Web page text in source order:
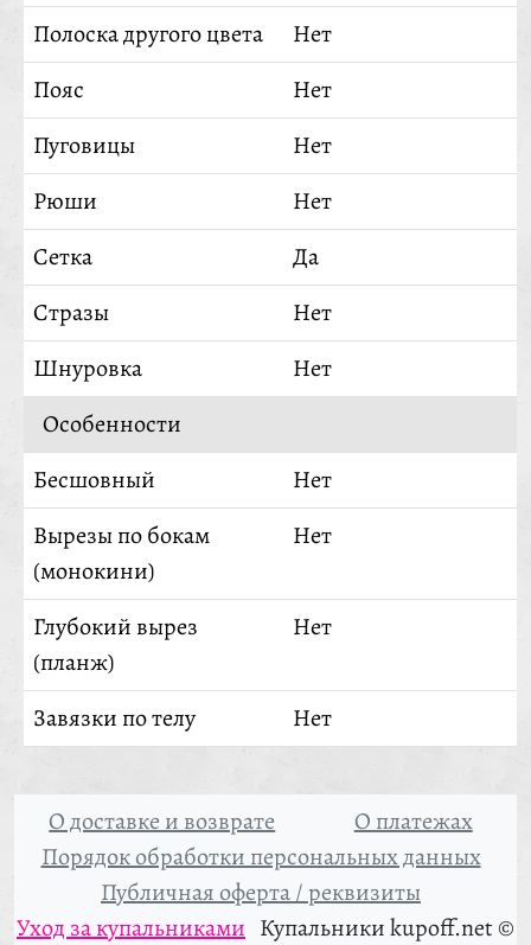
Полоска другого цвета
Нет
Пояс
Нет
Пуговицы
Нет
Рюши
Нет
Сетка
Да
Стразы
Нет
Шнуровка
Нет
Особенности
Бесшовный
Нет
Вырезы по бокам
(монокини)
Нет
Глубокий вырез
(планж)
Нет
Завязки по телу Нет
О доставке и возврате
О платежах
Порядок обработки персональных данных
Публичная оферта / реквизиты
Уход за купальниками Купальники kupoff.net ©